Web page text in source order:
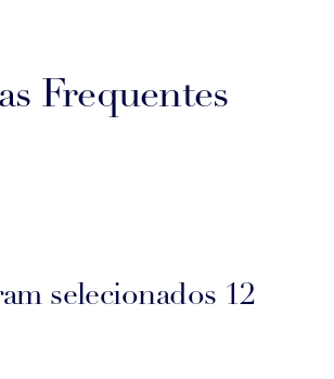
Frequentes
selecionados 12